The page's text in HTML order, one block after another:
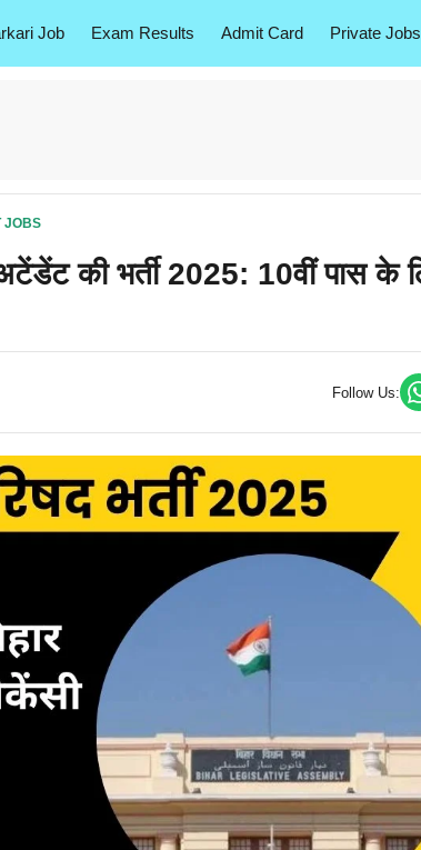
Job Exam Results Admit Card Private Jobs
JOBS
की भर्ती 2025: 10वीं पास के
Follow Us: